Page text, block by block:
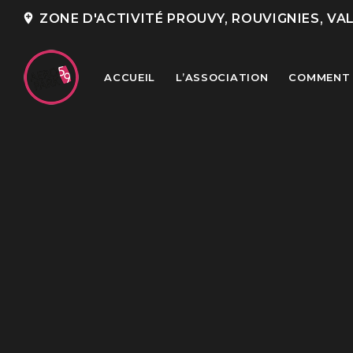
add_location ZONE D'ACTIVITÉ PROUVY, ROUVIGNIES,
ACCUEIL L’ASSOCIATION COMMENT